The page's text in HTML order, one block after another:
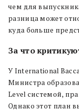
чем для
разница может
куда больше
За что
У International
Министра
Level системой,
Однако этот план